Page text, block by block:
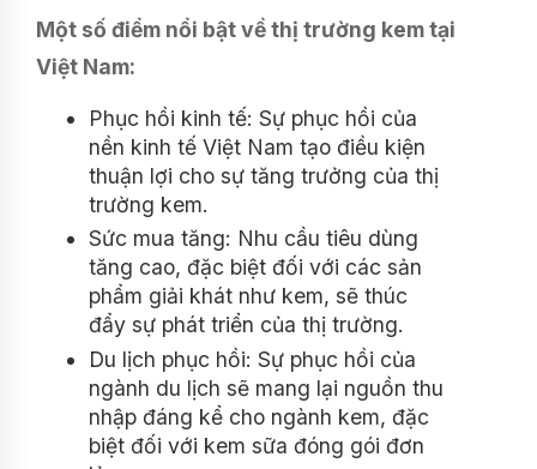
Một số điểm nổi bật về thị trường kem tại
Việt Nam:
Phục hồi kinh tế: Sự phục hồi của
nền kinh tế Việt Nam tạo điều kiện
thuận lợi cho sự tăng trưởng của thị
trường kem.
Sức mua tăng: Nhu cầu tiêu dùng
tăng cao, đặc biệt đối với các sản
phẩm giải khát như kem, sẽ thúc
đẩy sự phát triển của thị trường.
Du lịch phục hồi: Sự phục hồi của
ngành du lịch sẽ mang lại nguồn thu
nhập đáng kể cho ngành kem, đặc
biệt đối với kem sữa đóng gói đơn